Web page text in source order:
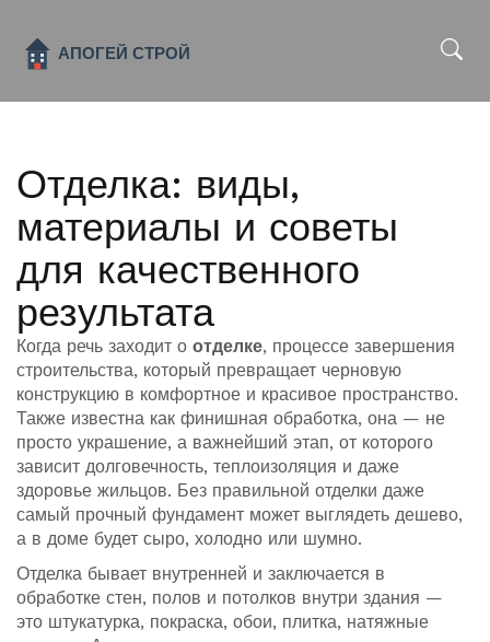
Отделка: виды,
материалы и советы
для качественного
результата
Когда речь заходит о отделке, процессе завершения
строительства, который превращает черновую
конструкцию в комфортное и красивое пространство.
Также известна как финишная обработка, она — не
просто украшение, а важнейший этап, от которого
зависит долговечность, теплоизоляция и даже
здоровье жильцов. Без правильной отделки даже
самый прочный фундамент может выглядеть дешево,
а в доме будет сыро, холодно или шумно.
Отделка бывает внутренней и заключается в
обработке стен, полов и потолков внутри здания —
это штукатурка, покраска, обои, плитка, натяжные